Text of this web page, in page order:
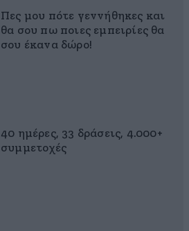
Πες μου πότε γεννήθηκες και
θα σου πω ποιες εμπειρίες θα
σου έκανα δώρο!
40 ημέρες, 33 δράσεις, 4.000+
συμμετοχές